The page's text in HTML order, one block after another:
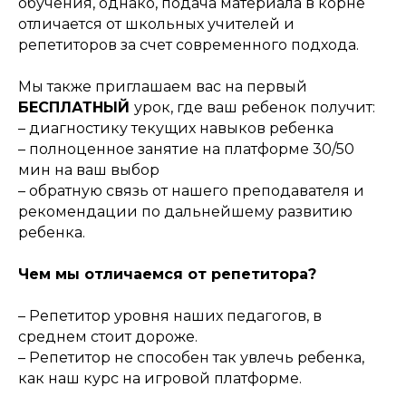
отличается от школьных учителей и
репетиторов за счет современного подхода.
Мы также приглашаем вас на первый
БЕСПЛАТНЫЙ урок, где ваш ребенок получит:
– диагностику текущих навыков ребенка
– полноценное занятие на платформе 30/50
мин на ваш выбор
– обратную связь от нашего преподавателя и
рекомендации по дальнейшему развитию
ребенка.
Чем мы отличаемся от репетитора?
– Репетитор уровня наших педагогов, в
среднем стоит дороже.
– Репетитор не способен так увлечь ребенка,
как наш курс на игровой платформе.